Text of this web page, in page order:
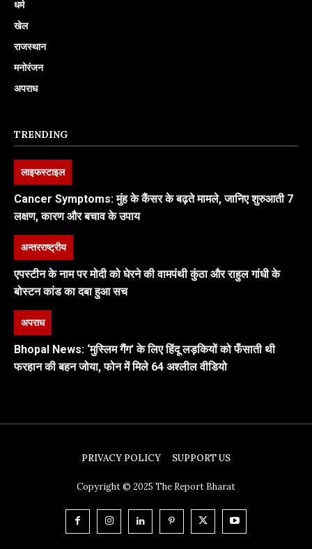
धर्म
खेल
राजस्थान
मनोरंजन
अपराध
TRENDING
लाइफस्टाइल
Cancer Symptoms: मुंह के कैंसर के बढ़ते मामले, जानिए शुरुआती 7
लक्षण, कारण और बचाव के उपाय
अन्तरराष्ट्रीय
एपस्टीन के नाम पर मोदी को घेरने की वामपंथी कुंठा और राहुल गांधी के
बोस्टन कांड का दबा हुआ सच
अपराध
Bhopal News: ‘मुस्लिम गैंग’ के लिए हिंदू लड़कियों को फँसाती थी
फरहान की बहन जोया, फोन में मिले 64 अश्लील वीडियो
PRIVACY POLICY SUPPORT US
Copyright © 2025 The Report Bharat